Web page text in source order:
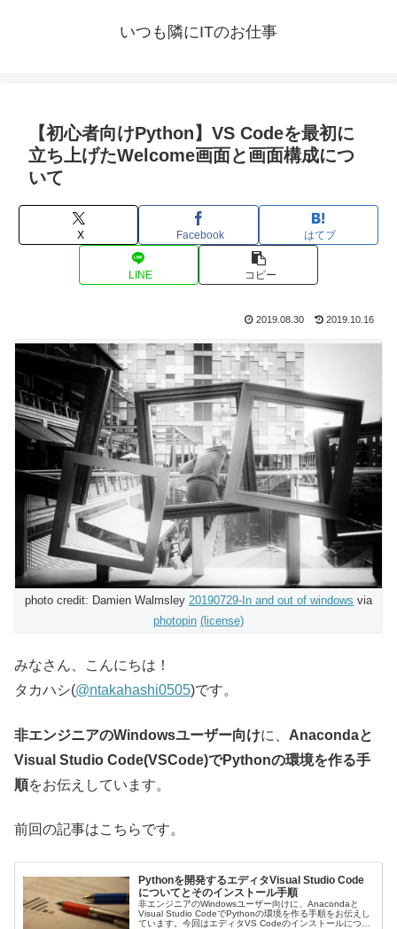
いつも隣にITのお仕事
【初心者向けPython】VS Codeを最初に
立ち上げたWelcome画面と画面構成につ
いて
X Facebook はてブ
LINE コピー
2019.08.30 2019.10.16
photo credit: Damien Walmsley 20190729-In and out of windows via
photopin (license)
みなさん、こんにちは！
タカハシ(@ntakahashi0505)です。
非エンジニアのWindowsユーザー向けに、 Anacondaと
Visual Studio Code(VSCode)でPythonの環境を作る手
順をお伝えしています。
前回の記事はこちらです。
Pythonを開発するエディタVisual Studio Code
についてとそのインストール手順
非エンジニアのWindowsユーザー向けに、Anacondaと
Visual Studio CodeでPythonの環境を作る手順をお伝えし
ています。今回はエディタVS Codeのインストールについ